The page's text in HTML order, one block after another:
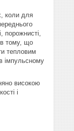
коли для
порожнисті,
в тому, що
тепловим
імпульсному
високою
і